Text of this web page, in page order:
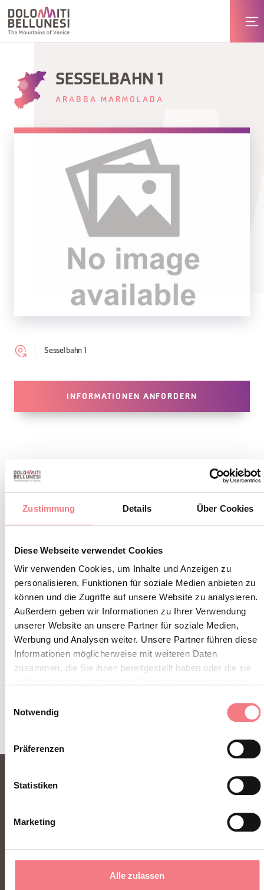
Zustimmung Details Über Cookies
Diese Webseite verwendet Cookies
Wir verwenden Cookies, um Inhalte und Anzeigen zu
personalisieren, Funktionen für soziale Medien anbieten zu
können und die Zugriffe auf unsere Website zu analysieren.
Außerdem geben wir Informationen zu Ihrer Verwendung
unserer Website an unsere Partner für soziale Medien,
Werbung und Analysen weiter. Unsere Partner führen diese
Informationen möglicherweise mit weiteren Daten
zusammen, die Sie ihnen bereitgestellt haben oder die sie
Notwendig
Präferenzen
Statistiken
Marketing
Alle zulassen
SESSELBAHN 1
ARABBA MARMOLADA
Sesselbahn 1
INFORMATIONEN ANFORDERN
BLEIBEN SIE IN
KONTAKT
Dolomiten!
Sie erhalten Nachrichten, Informationen,
Reiserouten, Ideen und Tipps für Ihren Urlaub
zu jeder Jahreszeit.
ZUM NEWSLETTER ANMELDEN